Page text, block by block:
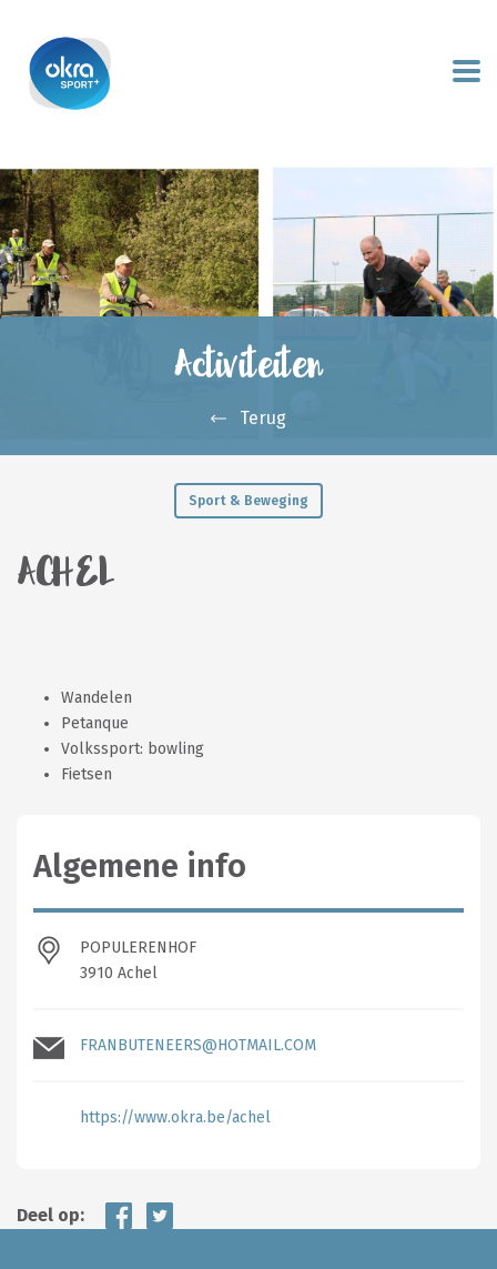
Activiteiten
Terug
Sport & Beweging
ACHEL
Wandelen
Petanque
Volkssport: bowling
Fietsen
Algemene info
POPULERENHOF
3910 Achel
FRANBUTENEERS@HOTMAIL.COM
https://www.okra.be/achel
Deel op: